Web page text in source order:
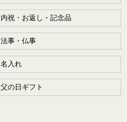
内祝・お返し・記念品
法事・仏事
名入れ
父の日ギフト